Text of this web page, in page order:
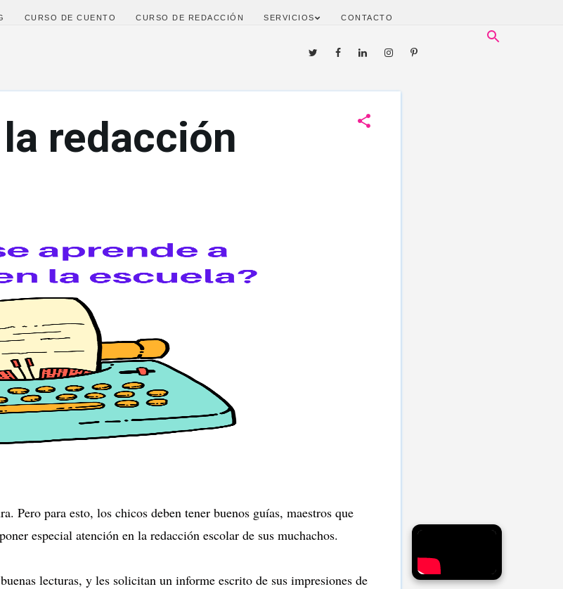
CURSO DE CUENTO CURSO DE REDACCIÓN SERVICIOS CONTACTO
Ir al contenido principal
redacción
Pero para esto, los chicos deben tener buenos guías, maestros que
especial atención en la redacción escolar de sus muchachos.
lecturas, y les solicitan un informe escrito de sus impresiones de